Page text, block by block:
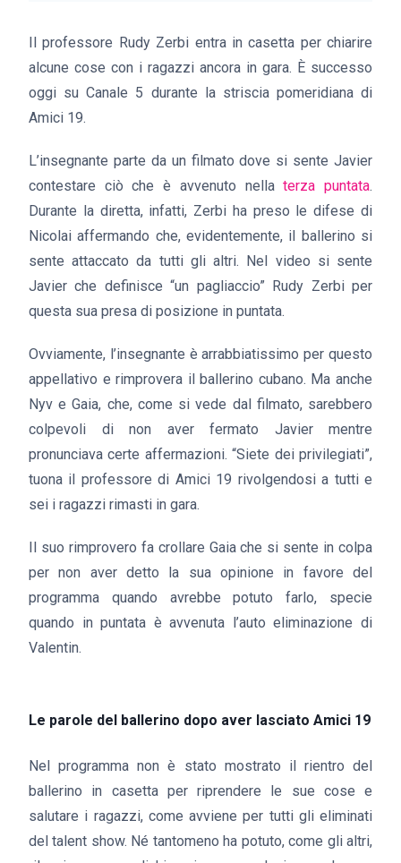
Il professore Rudy Zerbi entra in casetta per chiarire
alcune cose con i ragazzi ancora in gara. È successo
oggi su Canale 5 durante la striscia pomeridiana di
Amici 19.
L’insegnante parte da un filmato dove si sente Javier
contestare ciò che è avvenuto nellaterza puntata.
Durante la diretta, infatti, Zerbi ha preso le difese di
Nicolai affermando che, evidentemente, il ballerino si
sente attaccato da tutti gli altri. Nel video si sente
Javier che definisce “un pagliaccio” Rudy Zerbi per
questa sua presa di posizione in puntata.
Ovviamente, l’insegnante è arrabbiatissimo per questo
appellativo e rimprovera il ballerino cubano. Ma anche
Nyv e Gaia, che, come si vede dal filmato, sarebbero
colpevoli di non aver fermato Javier mentre
pronunciava certe affermazioni. “Siete dei privilegiati”,
tuona il professore di Amici 19 rivolgendosi a tutti e
sei i ragazzi rimasti in gara.
Il suo rimprovero fa crollare Gaia che si sente in colpa
per non aver detto la sua opinione in favore del
programma quando avrebbe potuto farlo, specie
quando in puntata è avvenuta l’auto eliminazione di
Valentin.
Le parole del ballerino dopo aver lasciato Amici 19
Nel programma non è stato mostrato il rientro del
ballerino in casetta per riprendere le sue cose e
salutare i ragazzi, come avviene per tutti gli eliminati
del talent show. Né tantomeno ha potuto, come gli altri,